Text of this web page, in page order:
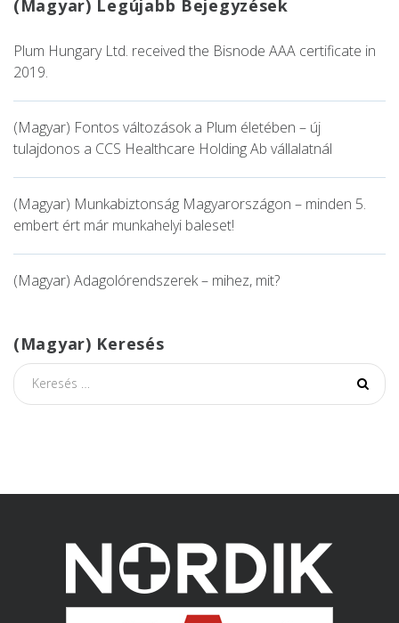
(Magyar) Legújabb Bejegyzések
Plum Hungary Ltd. received the Bisnode AAA certificate in
2019.
(Magyar) Fontos változások a Plum életében – új
tulajdonos a CCS Healthcare Holding Ab vállalatnál
(Magyar) Munkabiztonság Magyarországon – minden 5.
embert ért már munkahelyi baleset!
(Magyar) Adagolórendszerek – mihez, mit?
(Magyar) Keresés